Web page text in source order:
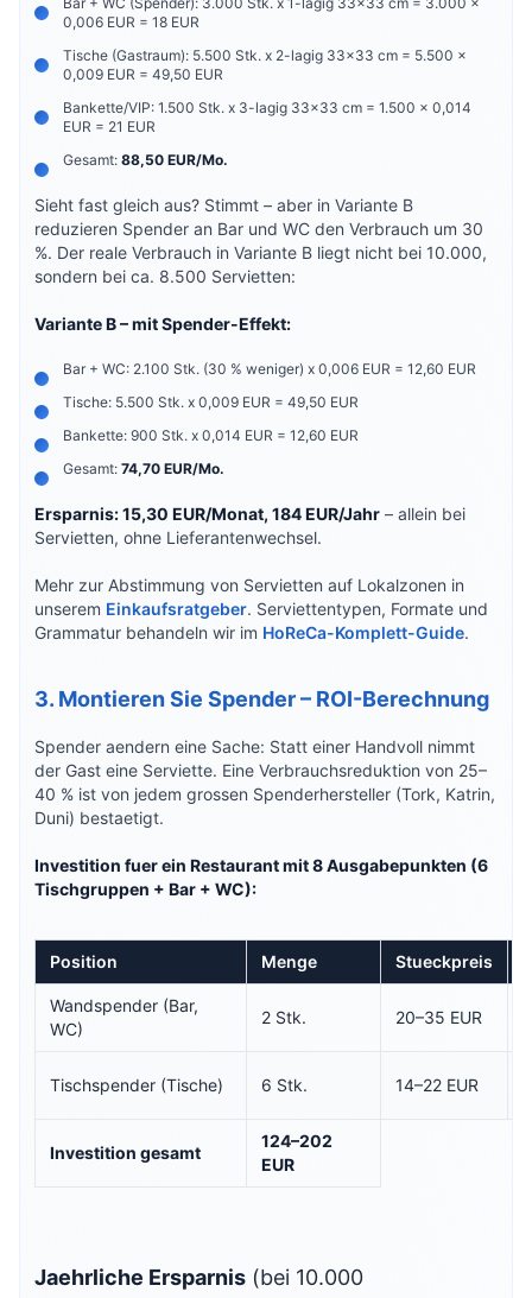
0,006 EUR = 18 EUR
Tische (Gastraum): 5.500 Stk. x 2-lagig 33x33 cm = 5.500 x
0,009 EUR = 49,50 EUR
Bankette/VIP: 1.500 Stk. x 3-lagig 33x33 cm = 1.500 x 0,014
EUR = 21 EUR
Gesamt: 88,50 EUR/Mo.
Sieht fast gleich aus? Stimmt – aber in Variante B
reduzieren Spender an Bar und WC den Verbrauch um 30
%. Der reale Verbrauch in Variante B liegt nicht bei 10.000,
sondern bei ca. 8.500 Servietten:
Variante B – mit Spender-Effekt:
Bar + WC: 2.100 Stk. (30 % weniger) x 0,006 EUR = 12,60 EUR
Tische: 5.500 Stk. x 0,009 EUR = 49,50 EUR
Bankette: 900 Stk. x 0,014 EUR = 12,60 EUR
Gesamt: 74,70 EUR/Mo.
Ersparnis: 15,30 EUR/Monat, 184 EUR/Jahr – allein bei
Servietten, ohne Lieferantenwechsel.
Mehr zur Abstimmung von Servietten auf Lokalzonen in
unserem Einkaufsratgeber. Serviettentypen, Formate und
Grammatur behandeln wir im HoReCa-Komplett-Guide.
3. Montieren Sie Spender – ROI-Berechnung
Spender aendern eine Sache: Statt einer Handvoll nimmt
der Gast eine Serviette. Eine Verbrauchsreduktion von 25–
40 % ist von jedem grossen Spenderhersteller (Tork, Katrin,
Duni) bestaetigt.
Investition fuer ein Restaurant mit 8 Ausgabepunkten (6
Tischgruppen + Bar + WC):
Position Menge Stueckpreis
Wandspender (Bar,
WC)
2 Stk. 20–35 EUR
Tischspender (Tische) 6 Stk. 14–22 EUR
Investition gesamt
124–202
EUR
Jaehrliche Ersparnis (bei 10.000